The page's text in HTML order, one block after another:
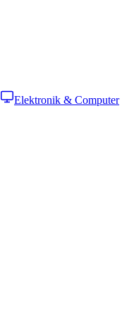
Elektronik & Computer